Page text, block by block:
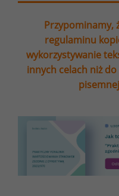
Przypominamy,
regulaminu
wykorzystywanie
innych celach niż